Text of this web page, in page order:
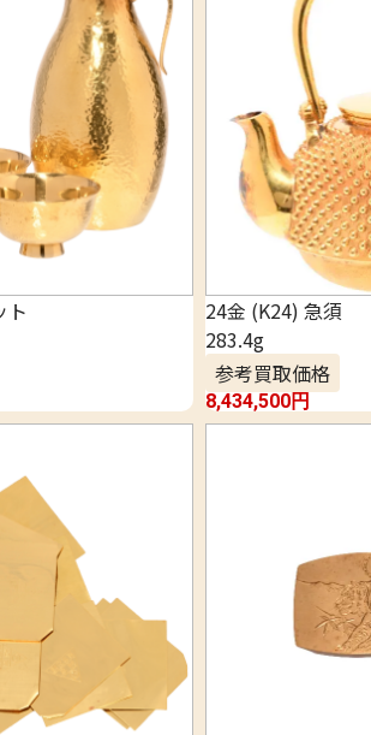
ト
24金 (K24) 急須
283.4g
参考買取価格
8,434,500円